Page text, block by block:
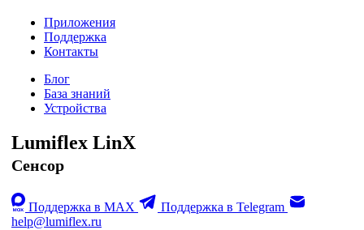
Приложения
Поддержка
Контакты
Блог
База знаний
Устройства
Lumiflex LinX
Сенсор
Поддержка в MAX
Поддержка в Telegram
help@lumiflex.ru